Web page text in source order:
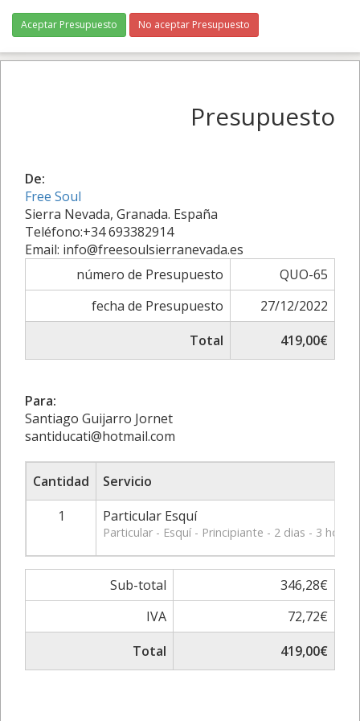
Aceptar Presupuesto No aceptar Presupuesto
Presupuesto
De:
Free Soul
Sierra Nevada, Granada. España
Teléfono:+34 693382914
Email: info@freesoulsierranevada.es
número de Presupuesto
QUO-65
fecha de Presupuesto
27/12/2022
Total
419,00€
Para:
Santiago Guijarro Jornet
santiducati@hotmail.com
Cantidad
Servicio
1
Particular Esquí
Particular - Esquí - Principiante - 2 dias - 3
Sub-total
346,28€
IVA
72,72€
Total
419,00€